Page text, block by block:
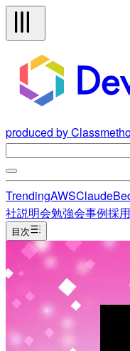
produced by
TrendingAWSClaude
社説明会勉強会事例採用
目次